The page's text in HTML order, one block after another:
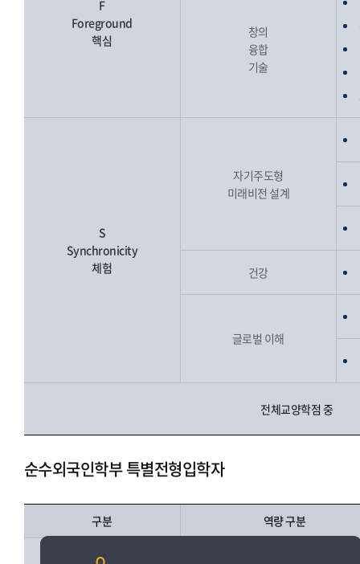
F
Foreground
핵심
창의
융합
기술
S
Synchronicity
체험
자기주도형
미래비전 설계
건강
글로벌 이해
전체교양학점 중
순수외국인학부 특별전형입학자
구분 역량 구분
H